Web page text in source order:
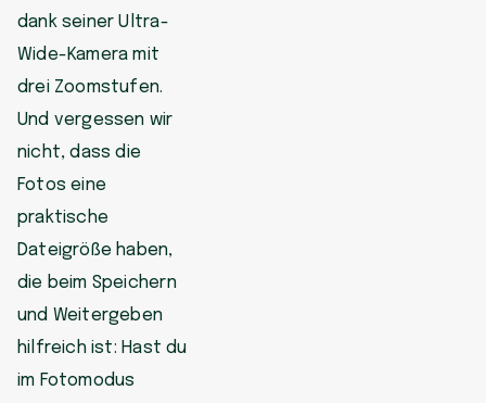
dank seiner Ultra-
Wide-Kamera mit
drei Zoomstufen.
Und vergessen wir
nicht, dass die
Fotos eine
praktische
Dateigröße haben,
die beim Speichern
und Weitergeben
hilfreich ist: Hast du
im Fotomodus